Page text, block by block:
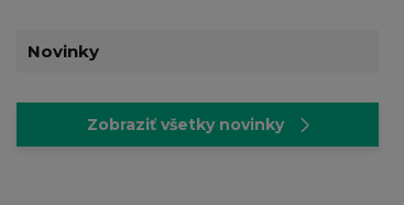
Novinky
Zobraziť všetky novinky